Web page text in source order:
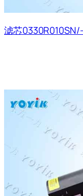
滤芯